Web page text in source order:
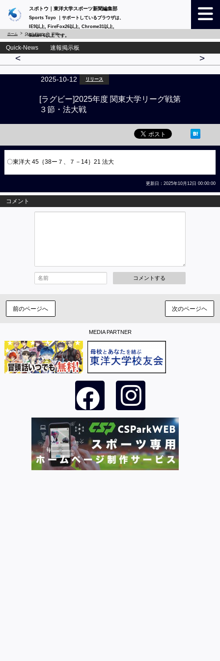
スポトウ｜東洋大学スポーツ新聞編集部
Sports Toyo ｜サポートしているブラウザは、
IE9以上, FireFox26以上, Chrome31以上,
Safari 6以上 です。
ホーム Quick-News 詳細
Quick-News 速報掲示板
< >
2025-10-12 リリース
[ラグビー]2025年度 関東大学リーグ戦第
３節・法大戦
〇東洋大 45｛38ー７、７－14｝21 法大
更新日：2025年10月12日 00:00:00
コメント
コメントする
前のページへ 次のページヘ
MEDIA PARTNER